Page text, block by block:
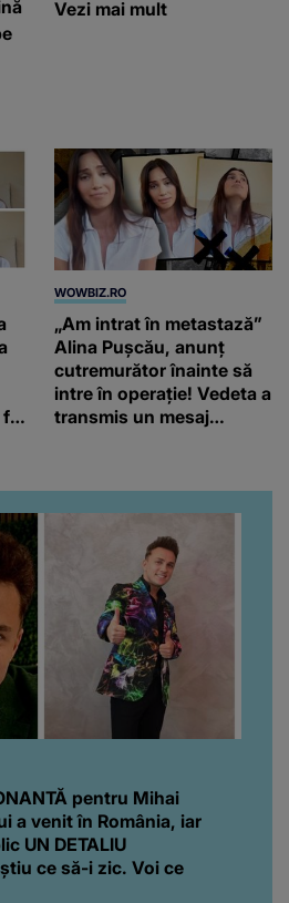
Vezi mai mult
fie
WOWBIZ.RO
„Am intrat în metastază”
Alina Pușcău, anunț
cutremurător înainte să
intre în operație! Vedeta a
transmis un mesaj
pentru Mihai
a venit în România, iar
UN DETALIU
ce să-i zic. Voi ce